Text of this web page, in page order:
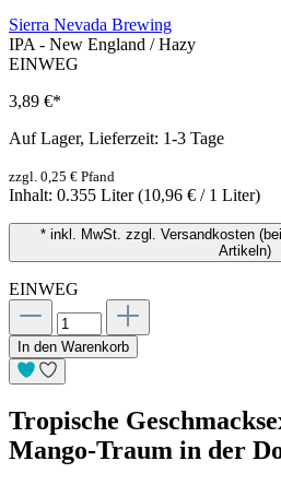
Sierra Nevada Brewing
IPA - New England / Hazy
EINWEG
3,89 €*
Auf Lager, Lieferzeit: 1-3 Tage
zzgl. 0,25 € Pfand
Inhalt: 0.355 Liter(10,96 € / 1 Liter)
* inkl. MwSt. zzgl. Versandkosten
Artikeln)
EINWEG
In den Warenkorb
Tropische
Mango-Traum in der